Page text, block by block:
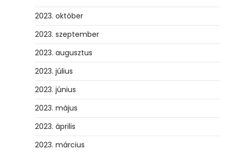
2023. október
2023. szeptember
2023. augusztus
2023. július
2023. június
2023. május
2023. április
2023. március